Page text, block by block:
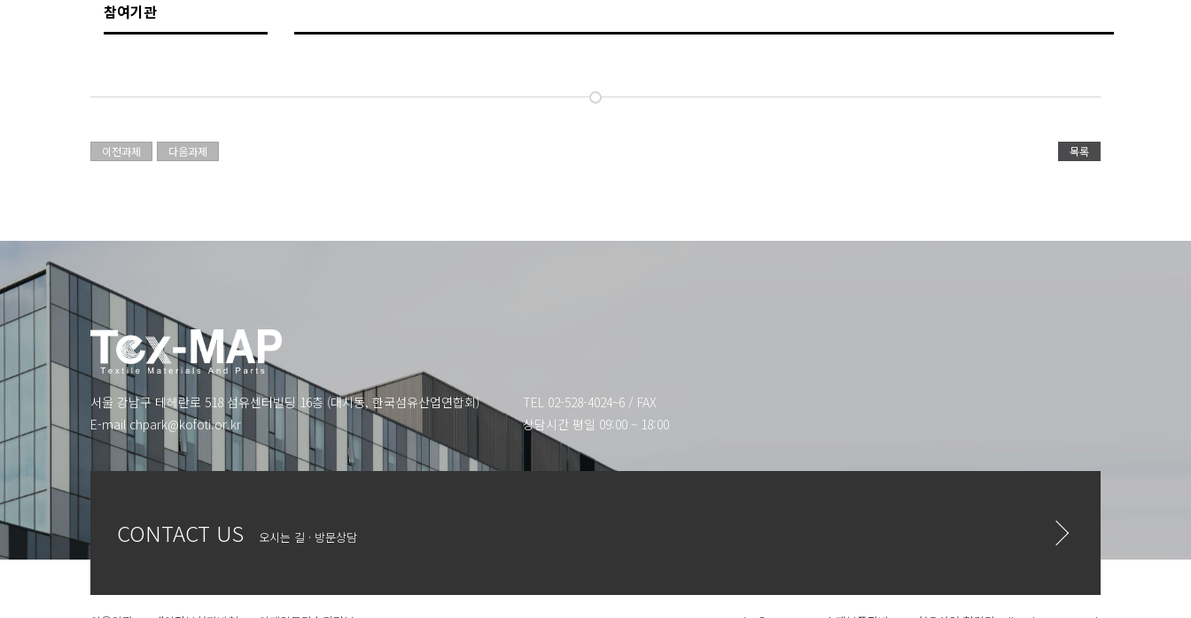
참여기관
이전과제 다음과제 목록
서울 강남구 테헤란로 518 섬유센터빌딩 16층 (대치동, 한국섬유산업연합회)
E-mail chpark@kofoti.or.kr
TEL 02-528-4024~6 / FAX
상담시간 평일 09:00 ~ 18:00
CONTACT US 오시는 길 · 방문상담